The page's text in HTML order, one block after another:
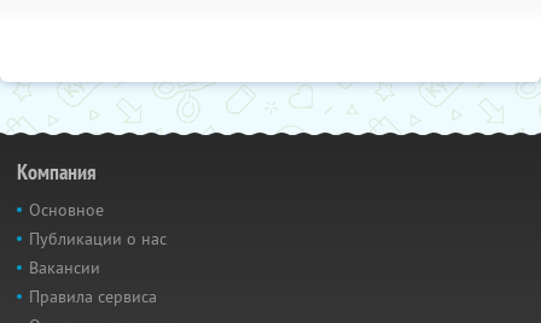
Компания
Основное
Публикации о нас
Вакансии
Правила сервиса